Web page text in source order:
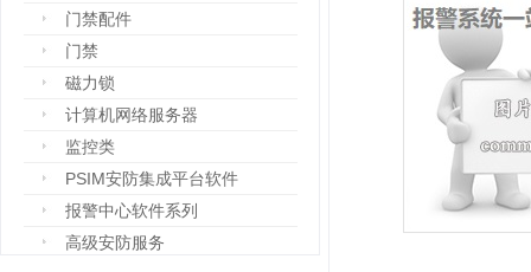
门禁配件
门禁
磁力锁
计算机网络服务器
监控类
PSIM安防集成平台软件
报警中心软件系列
高级安防服务